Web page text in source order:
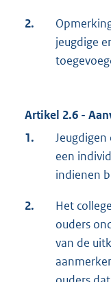
2.
jeugdige
Artikel 2.6 -
1.
een
indienen
2.
Het
ouders
van de